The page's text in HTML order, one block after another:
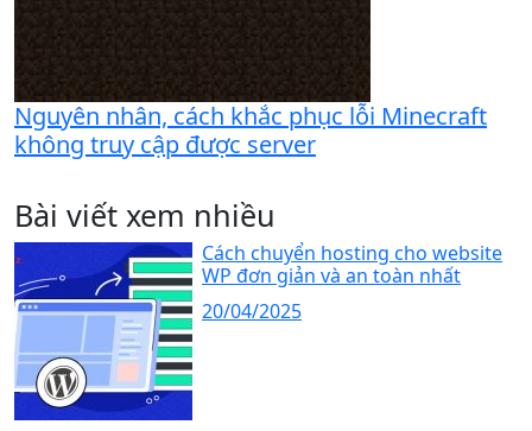
Nguyên nhân, cách khắc phục lỗi Minecraft
không truy cập được server
Bài viết xem nhiều
Cách chuyển hosting cho website
WP đơn giản và an toàn nhất
20/04/2025